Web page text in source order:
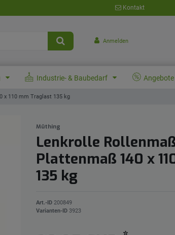
Kontakt
Anmelden
Industrie- & Baubedarf Angebote
x 110 mm Traglast 135 kg
Müthing
Lenkrolle
Plattenmaß 140 x
135 kg
Art.-ID 200849
Varianten-ID 3923